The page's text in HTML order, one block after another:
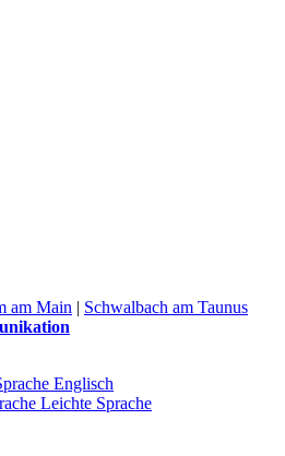
am Main | Schwalbach am Taunus
Englisch
Leichte Sprache